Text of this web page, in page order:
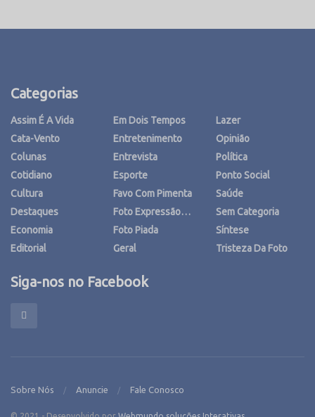
Categorias
Assim É A Vida
Cata-Vento
Colunas
Cotidiano
Cultura
Destaques
Economia
Editorial
Em Dois Tempos
Entretenimento
Entrevista
Esporte
Favo Com Pimenta
Foto Expressão…
Foto Piada
Geral
Lazer
Opinião
Política
Ponto Social
Saúde
Sem Categoria
Síntese
Tristeza Da Foto
Siga-nos no Facebook
Sobre Nós Anuncie Fale Conosco